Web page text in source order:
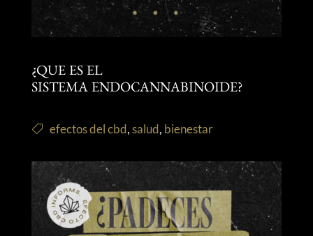
¿QUE ES EL
SISTEMA ENDOCANNABINOIDE?
efectos del cbd,salud, bienestar